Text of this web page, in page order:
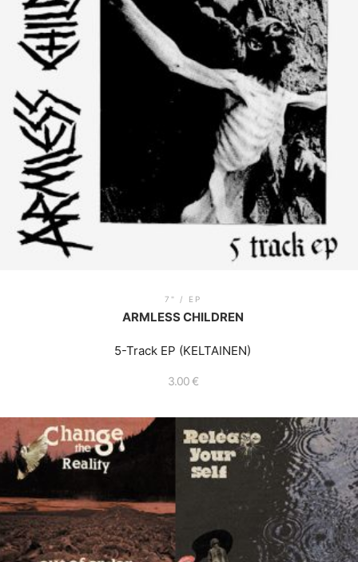
7" / EP
ARMLESS CHILDREN
5-Track EP (KELTAINEN)
3.00 €